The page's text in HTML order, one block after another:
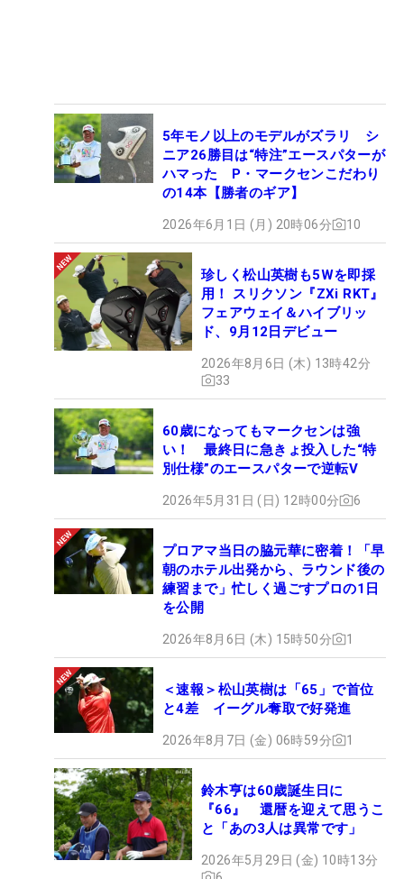
5年モノ以上のモデルがズラリ シ
ニア26勝目は“特注”エースパターが
ハマった P・マークセンこだわり
の14本【勝者のギア】
2026年6月1日 (月) 20時06分 10
珍しく松山英樹も5Wを即採
用！ スリクソン『ZXi RKT』
フェアウェイ＆ハイブリッ
ド、9月12日デビュー
2026年8月6日 (木) 13時42分
33
60歳になってもマークセンは強
い！ 最終日に急きょ投入した“特
別仕様”のエースパターで逆転V
2026年5月31日 (日) 12時00分 6
プロアマ当日の脇元華に密着！「早
朝のホテル出発から、ラウンド後の
練習まで」忙しく過ごすプロの1日
を公開
2026年8月6日 (木) 15時50分 1
＜速報＞松山英樹は「65」で首位
と4差 イーグル奪取で好発進
2026年8月7日 (金) 06時59分 1
鈴木亨は60歳誕生日に
『66』 還暦を迎えて思うこ
と「あの3人は異常です」
2026年5月29日 (金) 10時13分